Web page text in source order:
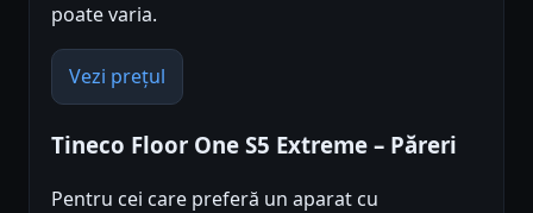
poate varia.
Vezi prețul
Tineco Floor One S5 Extreme – Păreri
Pentru cei care preferă un aparat cu